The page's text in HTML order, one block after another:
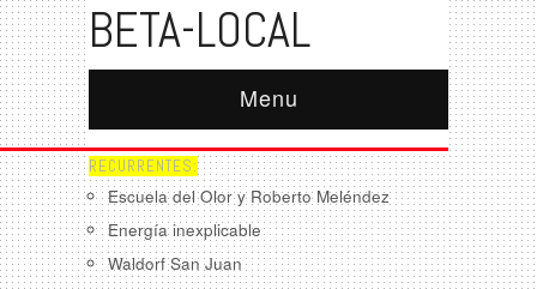
BETA-LOCAL
Menu
RECURRENTES:
Escuela del Olor y Roberto Meléndez
Energía inexplicable
Waldorf San Juan